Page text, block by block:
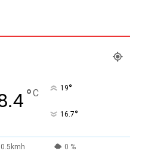
°C 19°
16.7°
0.5kmh 0 %